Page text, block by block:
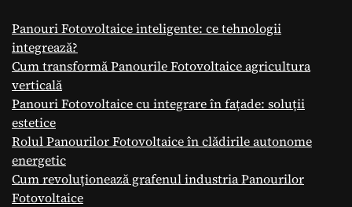
Panouri Fotovoltaice inteligente: ce tehnologii
integrează?
Cum transformă Panourile Fotovoltaice agricultura
verticală
Panouri Fotovoltaice cu integrare în fațade: soluții
estetice
Rolul Panourilor Fotovoltaice în clădirile autonome
energetic
Cum revoluționează grafenul industria Panourilor
Fotovoltaice